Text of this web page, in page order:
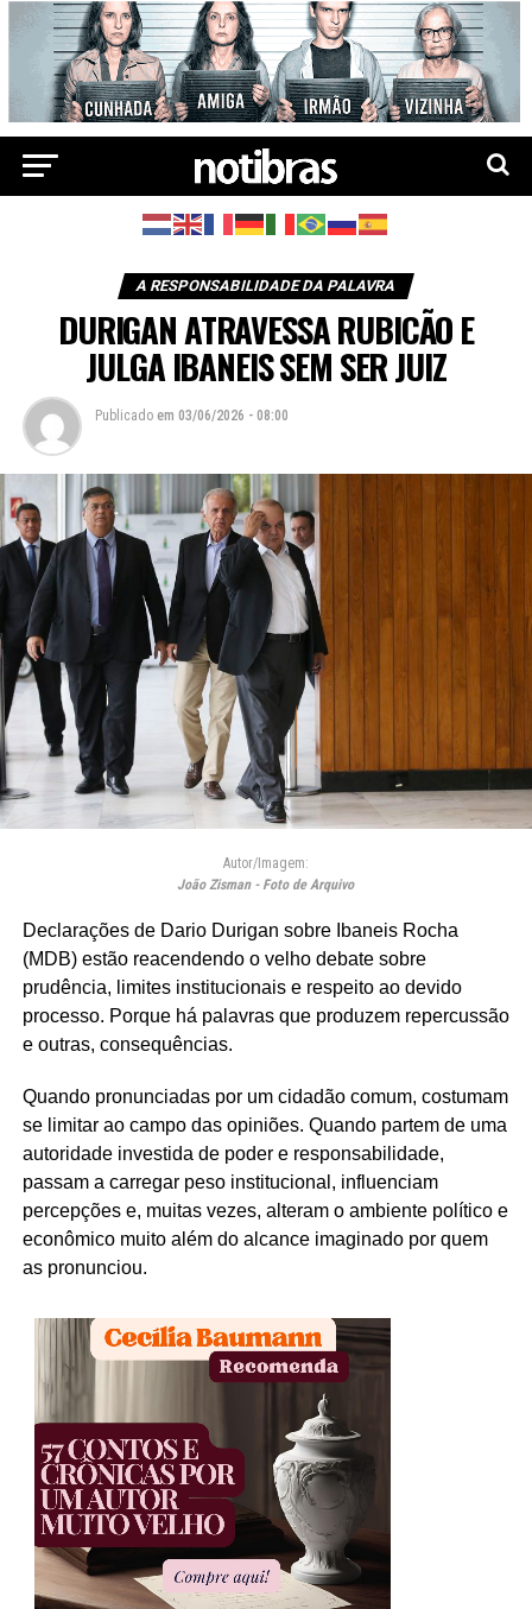
A RESPONSABILIDADE DA PALAVRA
DURIGAN ATRAVESSA RUBICÃO E
JULGA IBANEIS SEM SER JUIZ
Publicado em 03/06/2026 - 08:00
Autor/Imagem:
João Zisman - Foto de Arquivo
Declarações de Dario Durigan sobre Ibaneis Rocha
(MDB) estão reacendendo o velho debate sobre
prudência, limites institucionais e respeito ao devido
processo. Porque há palavras que produzem repercussão
e outras, consequências.
Quando pronunciadas por um cidadão comum, costumam
se limitar ao campo das opiniões. Quando partem de uma
autoridade investida de poder e responsabilidade,
passam a carregar peso institucional, influenciam
percepções e, muitas vezes, alteram o ambiente político e
econômico muito além do alcance imaginado por quem
as pronunciou.